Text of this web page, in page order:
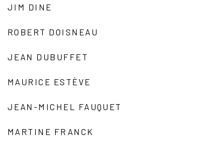
JIM DINE
ROBERT DOISNEAU
JEAN DUBUFFET
MAURICE ESTÈVE
JEAN-MICHEL FAUQUET
MARTINE FRANCK